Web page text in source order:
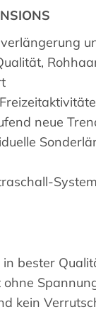
neue
in bester
kein